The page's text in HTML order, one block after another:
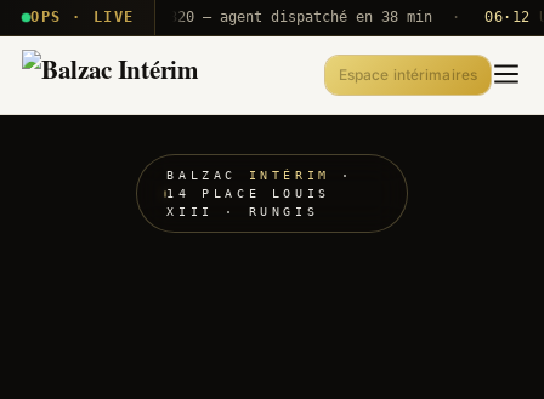
OPS · LIVE
T2E · B71 Push A320 — agent dispatché en 38 min · 06·12 UTC
Espace intérimaires
BALZAC INTÉRIM
·
14 PLACE LOUIS
XIII · RUNGIS